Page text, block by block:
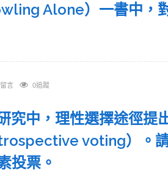
Alone）一書中，
言 0追蹤
究中，理性選擇途徑提
voting）。
投票。